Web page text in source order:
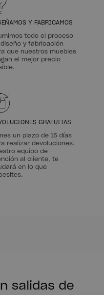
Y FABRICAMOS
todo el proceso
y fabricación
que nuestros muebles
el mejor precio
GRATUITAS
un plazo de 15 días
realizar devoluciones.
equipo de
al cliente, te
en lo que
salidas de